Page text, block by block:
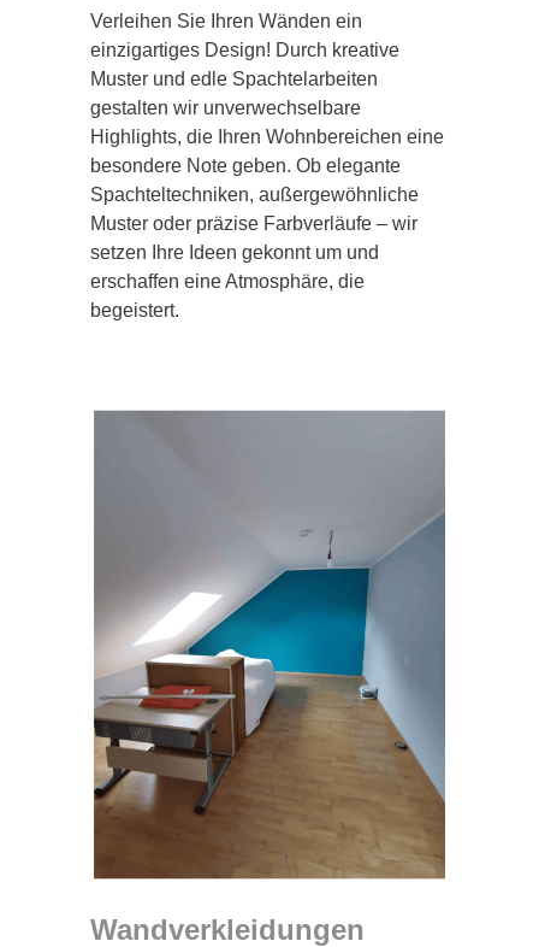
Verleihen Sie Ihren Wänden ein
einzigartiges Design! Durch kreative
Muster und edle Spachtelarbeiten
gestalten wir unverwechselbare
Highlights, die Ihren Wohnbereichen eine
besondere Note geben. Ob elegante
Spachteltechniken, außergewöhnliche
Muster oder präzise Farbverläufe – wir
setzen Ihre Ideen gekonnt um und
erschaffen eine Atmosphäre, die
begeistert.
Wandverkleidungen